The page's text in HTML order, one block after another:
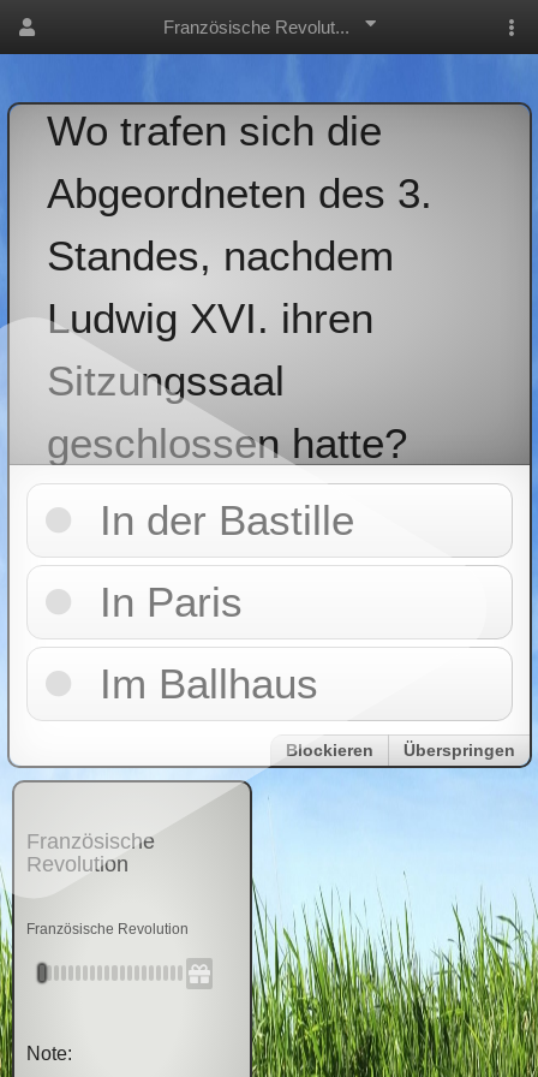
Französische Revolut...
Wo trafen sich die
Abgeordneten des 3.
Standes, nachdem
Ludwig XVI. ihren
Sitzungssaal
geschlossen hatte?
In der Bastille
In Paris
Im Ballhaus
Blockieren Überspringen
Französische
Revolution
Französische Revolution
Note: